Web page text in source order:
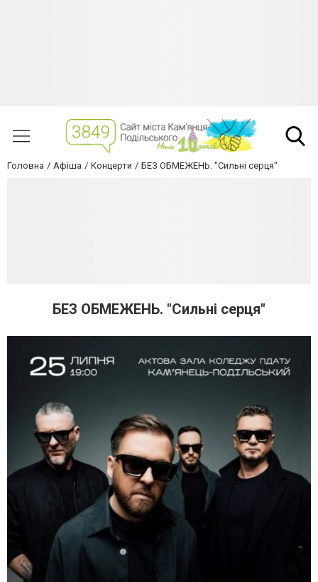
Головна Афіша Концерти БЕЗ ОБМЕЖЕНЬ. "Сильні серця"
БЕЗ ОБМЕЖЕНЬ. "Сильні серця"